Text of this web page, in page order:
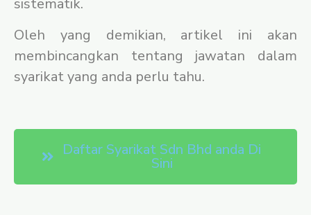
sistematik.
Oleh yang demikian, artikel ini akan
membincangkan tentang jawatan dalam
syarikat yang anda perlu tahu.
Daftar Syarikat Sdn Bhd anda Di
Sini